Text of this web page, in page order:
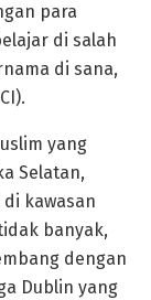
para
di salah
di sana,
yang
Selatan,
kawasan
banyak,
dengan
Dublin yang